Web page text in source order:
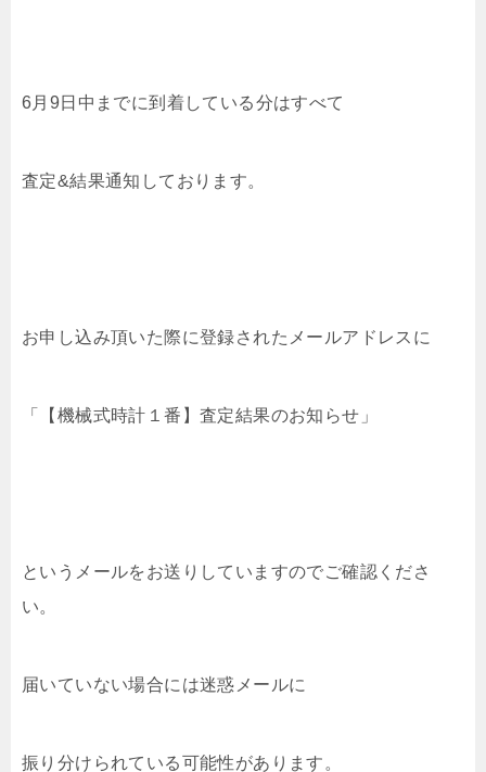
6月9日中までに到着している分はすべて
査定&結果通知しております。
お申し込み頂いた際に登録されたメールアドレスに
「【機械式時計１番】査定結果のお知らせ」
というメールをお送りしていますのでご確認くださ
い。
届いていない場合には迷惑メールに
振り分けられている可能性があります。